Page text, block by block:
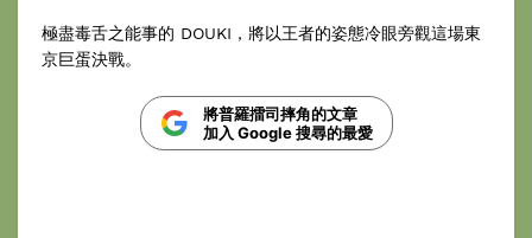
極盡毒舌之能事的 DOUKI，將以王者的姿態冷眼旁觀這場東
京巨蛋決戰。
將普羅擂司摔角的文章
加入 Google 搜尋的最愛